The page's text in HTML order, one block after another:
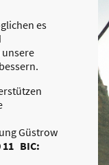
es
Güstrow
11 BIC: